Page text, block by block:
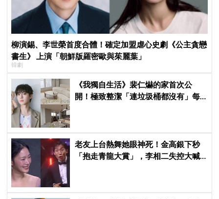
柳演錫、李世榮首度合體！確定加盟虐心史劇《公主貪戀
書生》 上演「朝鮮版羅密歐與茱麗葉」
韓劇
《我獨自生活》裴仁爀的家首次公
開！極致整潔「連垃圾桶都沒有」每
老友上台熱舞她眼神死！金高銀下秒
「抱走青龍大賞」，李相二失控大喊